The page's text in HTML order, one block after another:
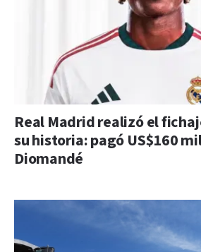
Real Madrid realizó el
su historia: pagó US$160
Diomandé